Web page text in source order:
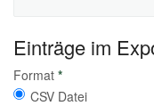
Einträge im
Format *
CSV Datei